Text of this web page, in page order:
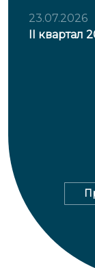
23.07.2026
II квартал